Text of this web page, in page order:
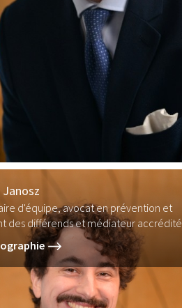
d'équipe, avocat en prévention et
des différends et médiateur accrédité